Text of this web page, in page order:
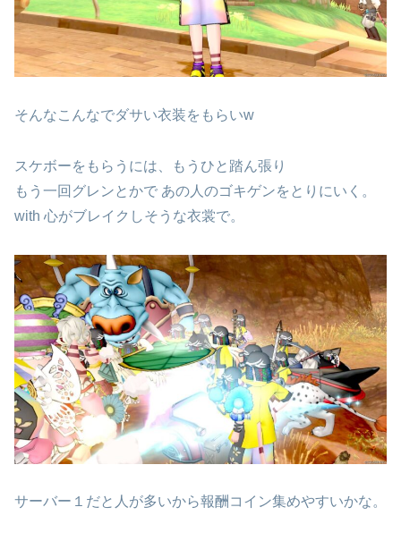
そんなこんなでダサい衣装をもらいw
スケボーをもらうには、もうひと踏ん張り
もう一回グレンとかで あの人のゴキゲンをとりにいく。
with 心がブレイクしそうな衣裳で。
サーバー１だと人が多いから報酬コイン集めやすいかな。